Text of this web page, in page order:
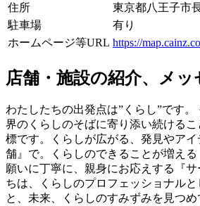
住所
東京都八王子市
駐車場
有り
ホームページ等URL https://
店舗・施設の紹介、メッ
わたしたちの出発点は”くらし”です
界のくらしのそばに寄り添い続けるこ
標です。くらしが広がる、発見やア
舗』で。くらしのできることが増え
願いに丁寧に、親身にお応えする『
ちは、くらしのプロフェッショナルと
と、未来、くらしのすみずみを見つ